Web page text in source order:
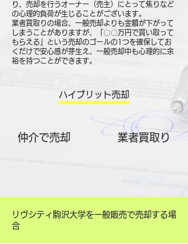
り、売却を行うオーナー（売主）にとって焦りなど
の心理的負荷が生じることがございます。
業者買取りの場合、一般売却よりも金額が下がって
しまうことがありますが、「〇〇万円で買い取って
もらえる」という売却のゴールの1つを確保してお
くだけで安心感が芽生え、一般売却中も心理的に余
裕を持つことができます。
ハイブリット売却
仲介で売却 ​業者買取り
リヴシティ駒沢大学を一般販売で売却する場
合